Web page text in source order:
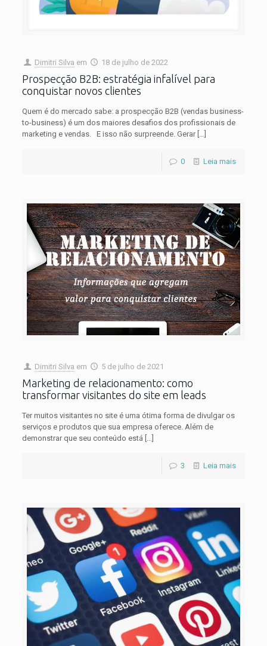
Dimitri Silva em 18 de julho de 2022
Prospecção B2B: estratégia infalível para
conquistar novos clientes
Quem é do mercado sabe: a prospecção B2B (vendas business-
to-business) é um dos maiores desafios dos profissionais de
marketing e vendas. E isso não surpreende. Gerar[…]
0 Leia mais
Dimitri Silva em 5 de julho de 2021
Marketing de relacionamento: como
transformar visitantes do site em leads
Ter muitos visitantes no site é uma ótima forma de divulgar os
serviços e produtos que sua empresa oferece. Além de
demonstrar que seu conteúdo está […]
3 Leia mais